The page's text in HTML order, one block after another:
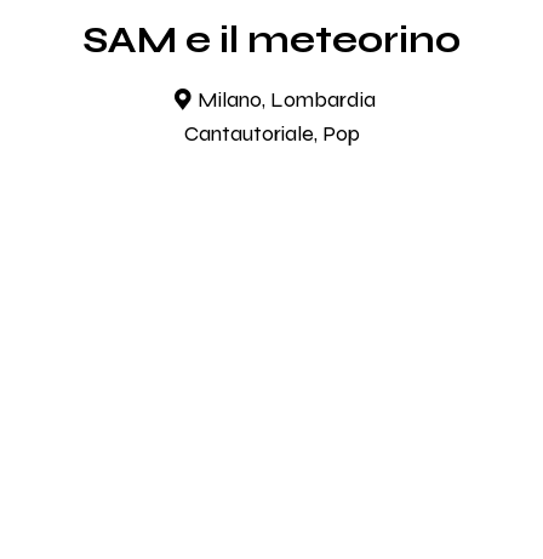
SAM e il meteorino
Milano, Lombardia
Cantautoriale, Pop